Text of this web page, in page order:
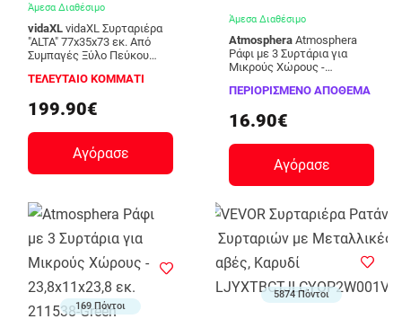
Άμεσα Διαθέσιμο
vidaXL
"ALTA" 77x35x73 εκ. Από
Συμπαγές Ξύλο Πεύκου
ΤΕΛΕΥΤΑΙΟ ΚΟΜΜΑΤΙ
199.90€
Αγόρασε
Άμεσα Διαθέσιμο
Atmosphera
Ράφι με 3 Συρτάρια για
Μικρούς Χώρους -
White
ΠΕΡΙΟΡΙΣΜΕΝΟ ΑΠΟΘΕΜΑ
16.90€
Αγόρασε
169 Πόντοι
5874 Πόντοι